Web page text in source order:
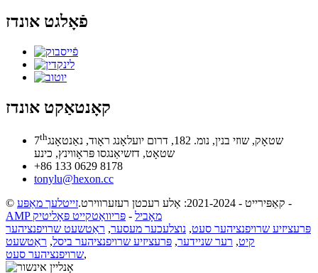
פֿאָלגט אונדז
קאָנטאַקט אונדז
7thשטאָק, שוזי בנין, נומ. 182, דרום יועלאָנג ראָוד, נאַנטאָנג
שטאָט, דזשיאַנגסו פּראָווינץ, כינע
+86 133 0629 8178
tonylu@hexon.cc
© קאַפּירייט - 2021-2024: אַלע רעכטן רעזערווירט.
זייטלעך מאַפּע
-
AMP מאָביל - פּריוואַטקייט פּאָליטיק
פּרעציזיע שרויפנציהער סעט, נוצלעכער מעסער, ראַטשעט שרויפנציהער
קיט, רער שניידער, פּרעציזיע שרויפנציהער ביסל, ראַטשעט
שרויפנציהער סעט,